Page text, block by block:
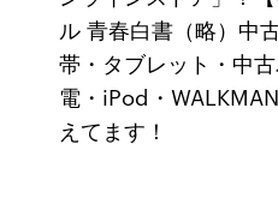
ル 青春白書（略）中
帯・タブレット・中
電・iPod・
えてます！